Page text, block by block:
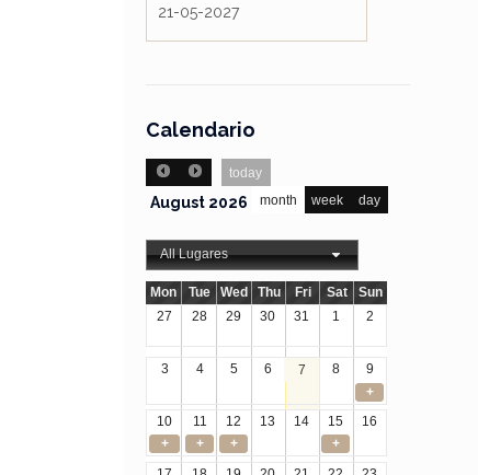
21-05-2027
Calendario
today
month
week day
August 2026
All Lugares
Mon Tue Wed Thu Fri Sat
Sun
27
28 29 30 31 1 2
3 4 5 6 7 8
9
+
10
11 12 13 14 15
16
+
+ +
+